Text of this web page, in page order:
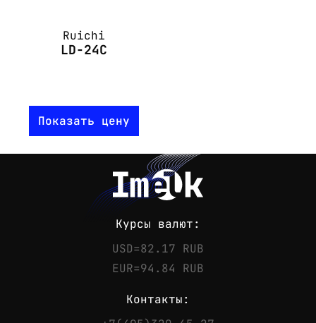
Ruichi
LD-24C
Показать цену
Курсы валют:
USD=82.17 RUB
EUR=94.84 RUB
Контакты: